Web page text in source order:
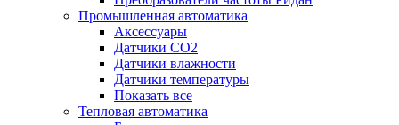
Промышленная автоматика
Аксессуары
Датчики CO2
Датчики влажности
Датчики температуры
Показать все
Тепловая автоматика